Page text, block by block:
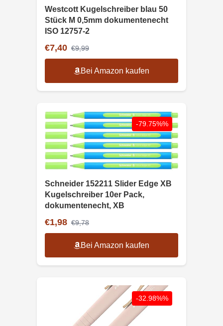
Westcott Kugelschreiber blau 50
Stück M 0,5mm dokumentenecht
ISO 12757-2
€7,40 €9,99
Bei Amazon kaufen
-79.75%%
Schneider 152211 Slider Edge XB
Kugelschreiber 10er Pack,
dokumentenecht, XB
€1,98 €9,78
Bei Amazon kaufen
-32.98%%